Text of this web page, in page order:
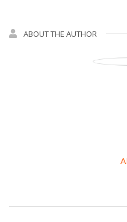
ABOUT THE AUTHOR